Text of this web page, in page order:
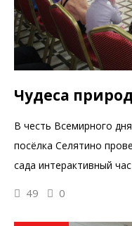
Чудеса
В честь Всемирного
посёлка Селятино
сада интерактивный
49 0